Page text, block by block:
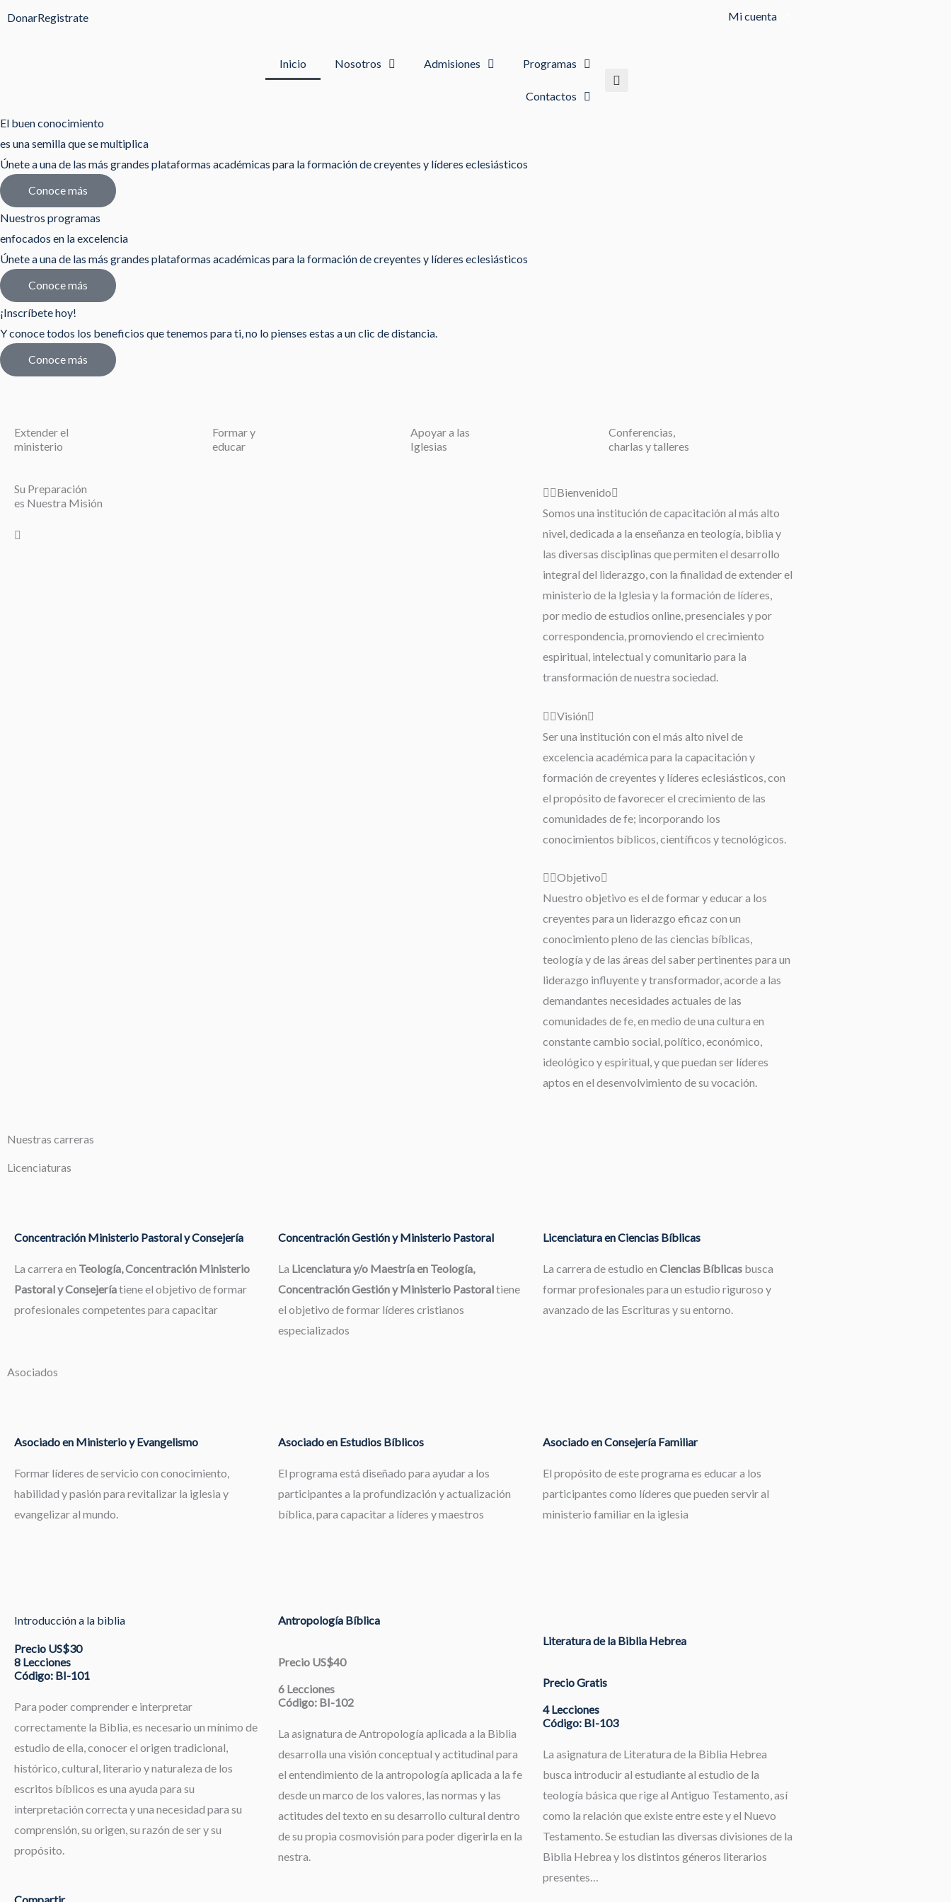
DonarRegistrate Mi cuenta
Inicio Nosotros Admisiones Programas
Contactos
El buen conocimiento
es una semilla que se multiplica
Únete a una de las más grandes plataformas académicas para la formación de creyentes y líderes eclesiásticos
Conoce más
Nuestros programas
enfocados en la excelencia
Únete a una de las más grandes plataformas académicas para la formación de creyentes y líderes eclesiásticos
Conoce más
¡Inscríbete hoy!
Y conoce todos los beneficios que tenemos para ti, no lo pienses estas a un clic de distancia.
Conoce más
Extender el
ministerio
Formar y
educar
Apoyar a las
Iglesias
Conferencias,
charlas y talleres
Su Preparación
es Nuestra Misión
Bienvenido
Somos una institución de capacitación al más alto
nivel, dedicada a la enseñanza en teología, biblia y
las diversas disciplinas que permiten el desarrollo
integral del liderazgo, con la finalidad de extender el
ministerio de la Iglesia y la formación de líderes,
por medio de estudios online, presenciales y por
correspondencia, promoviendo el crecimiento
espiritual, intelectual y comunitario para la
transformación de nuestra sociedad.
Visión
Ser una institución con el más alto nivel de
excelencia académica para la capacitación y
formación de creyentes y líderes eclesiásticos, con
el propósito de favorecer el crecimiento de las
comunidades de fe; incorporando los
conocimientos bíblicos, científicos y tecnológicos.
Objetivo
Nuestro objetivo es el de formar y educar a los
creyentes para un liderazgo eficaz con un
conocimiento pleno de las ciencias bíblicas,
teología y de las áreas del saber pertinentes para un
liderazgo influyente y transformador, acorde a las
demandantes necesidades actuales de las
comunidades de fe, en medio de una cultura en
constante cambio social, político, económico,
ideológico y espiritual, y que puedan ser líderes
aptos en el desenvolvimiento de su vocación.
Nuestras carreras
Licenciaturas
Concentración Ministerio Pastoral y Consejería
La carrera en Teología, Concentración Ministerio
Pastoral y Consejeríatiene el objetivo de formar
profesionales competentes para capacitar
Concentración Gestión y Ministerio Pastoral
La Licenciatura y/o Maestría en Teología,
Concentración Gestión y Ministerio Pastoraltiene
el objetivo de formar líderes cristianos
especializados
Licenciatura en Ciencias Bíblicas
La carrera de estudio en Ciencias Bíblicasbusca
formar profesionales para un estudio riguroso y
avanzado de las Escrituras y su entorno.
Asociados
Asociado en Ministerio y Evangelismo
Formar líderes de servicio con conocimiento,
habilidad y pasión para revitalizar la iglesia y
evangelizar al mundo.
Asociado en Estudios Bíblicos
El programa está diseñado para ayudar a los
participantes a la profundización y actualización
bíblica, para capacitar a líderes y maestros
Asociado en Consejería Familiar
El propósito de este programa es educar a los
participantes como líderes que pueden servir al
ministerio familiar en la iglesia
Introducción a la biblia
Precio US$30
8 Lecciones
Código: BI-101
Para poder comprender e interpretar
correctamente la Biblia, es necesario un mínimo de
estudio de ella, conocer el origen tradicional,
histórico, cultural, literario y naturaleza de los
escritos bíblicos es una ayuda para su
interpretación correcta y una necesidad para su
comprensión, su origen, su razón de ser y su
propósito.
Compartir
Antropología Bíblica
Precio US$40
6 Lecciones
Código: BI-102
La asignatura de Antropología aplicada a la Biblia
desarrolla una visión conceptual y actitudinal para
el entendimiento de la antropología aplicada a la fe
desde un marco de los valores, las normas y las
actitudes del texto en su desarrollo cultural dentro
de su propia cosmovisión para poder digerirla en la
nestra.
Literatura de la Biblia Hebrea
Precio Gratis
4 Lecciones
Código: BI-103
La asignatura de Literatura de la Biblia Hebrea
busca introducir al estudiante al estudio de la
teología básica que rige al Antiguo Testamento, así
como la relación que existe entre este y el Nuevo
Testamento. Se estudian las diversas divisiones de la
Biblia Hebrea y los distintos géneros literarios
presentes…